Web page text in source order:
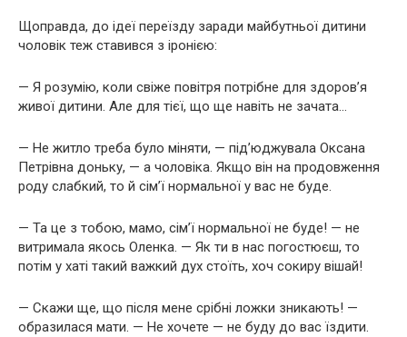
Щоправда, до ідеї переїзду заради майбутньої дитини
чоловік теж ставився з іронією:
— Я розумію, коли свіже повітря потрібне для здоров’я
живої дитини. Але для тієї, що ще навіть не зачата…
— Не житло треба було міняти, — під’юджувала Оксана
Петрівна доньку, — а чоловіка. Якщо він на продовження
роду слабкий, то й сім’ї нормальної у вас не буде.
— Та це з тобою, мамо, сім’ї нормальної не буде! — не
витримала якось Оленка. — Як ти в нас погостюєш, то
потім у хаті такий важкий дух стоїть, хоч сокиру вішай!
— Скажи ще, що після мене срібні ложки зникають! —
образилася мати. — Не хочете — не буду до вас їздити.